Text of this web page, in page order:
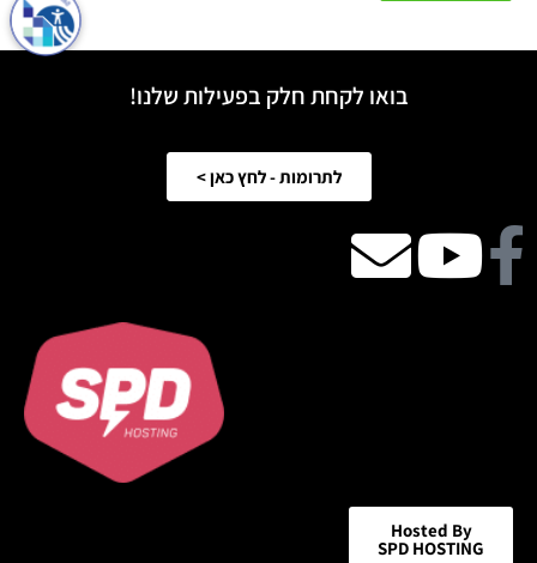
בואו לקחת חלק בפעילות שלנו!
לתרומות - לחץ כאן >
Facebook
Youtube
email
Hosted By
SPD HOSTING